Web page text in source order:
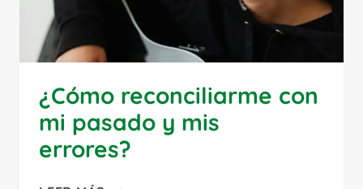
¿Cómo reconciliarme con
mi pasado y mis
errores?